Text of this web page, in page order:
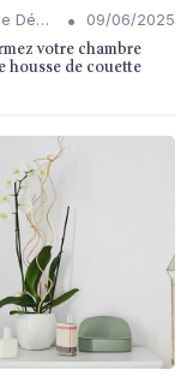
Styles de Décoration Intérieure • 09/06/2025
votre chambre
housse de couette